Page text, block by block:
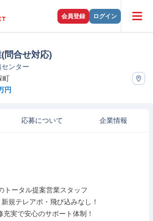
会員登録 ログイン
問合せ対応)
ンター
町
円
応募について 企業情報
ータル提案営業スタッフ
規テレアポ・飛び込みなし！
実で安心のサポート体制！